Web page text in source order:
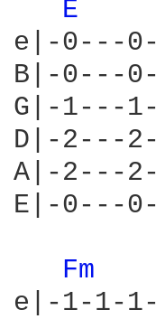
E
e|-0---
B|-0---
G|-1---
D|-2---
A|-2---
E|-0---
Fm
e|-1-1-